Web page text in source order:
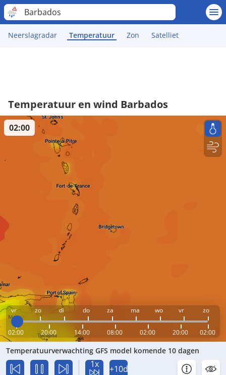
Barbados
Neerslagradar Temperatuur Zon Satelliet
Temperatuur en wind Barbados
vr zo di do za ma wo vr zo
02:00 20:00 14:00 08:00 02:00 20:00 02:00
02:00
Temperatuurverwachting GFS model komende 10 dagen
1x +10d